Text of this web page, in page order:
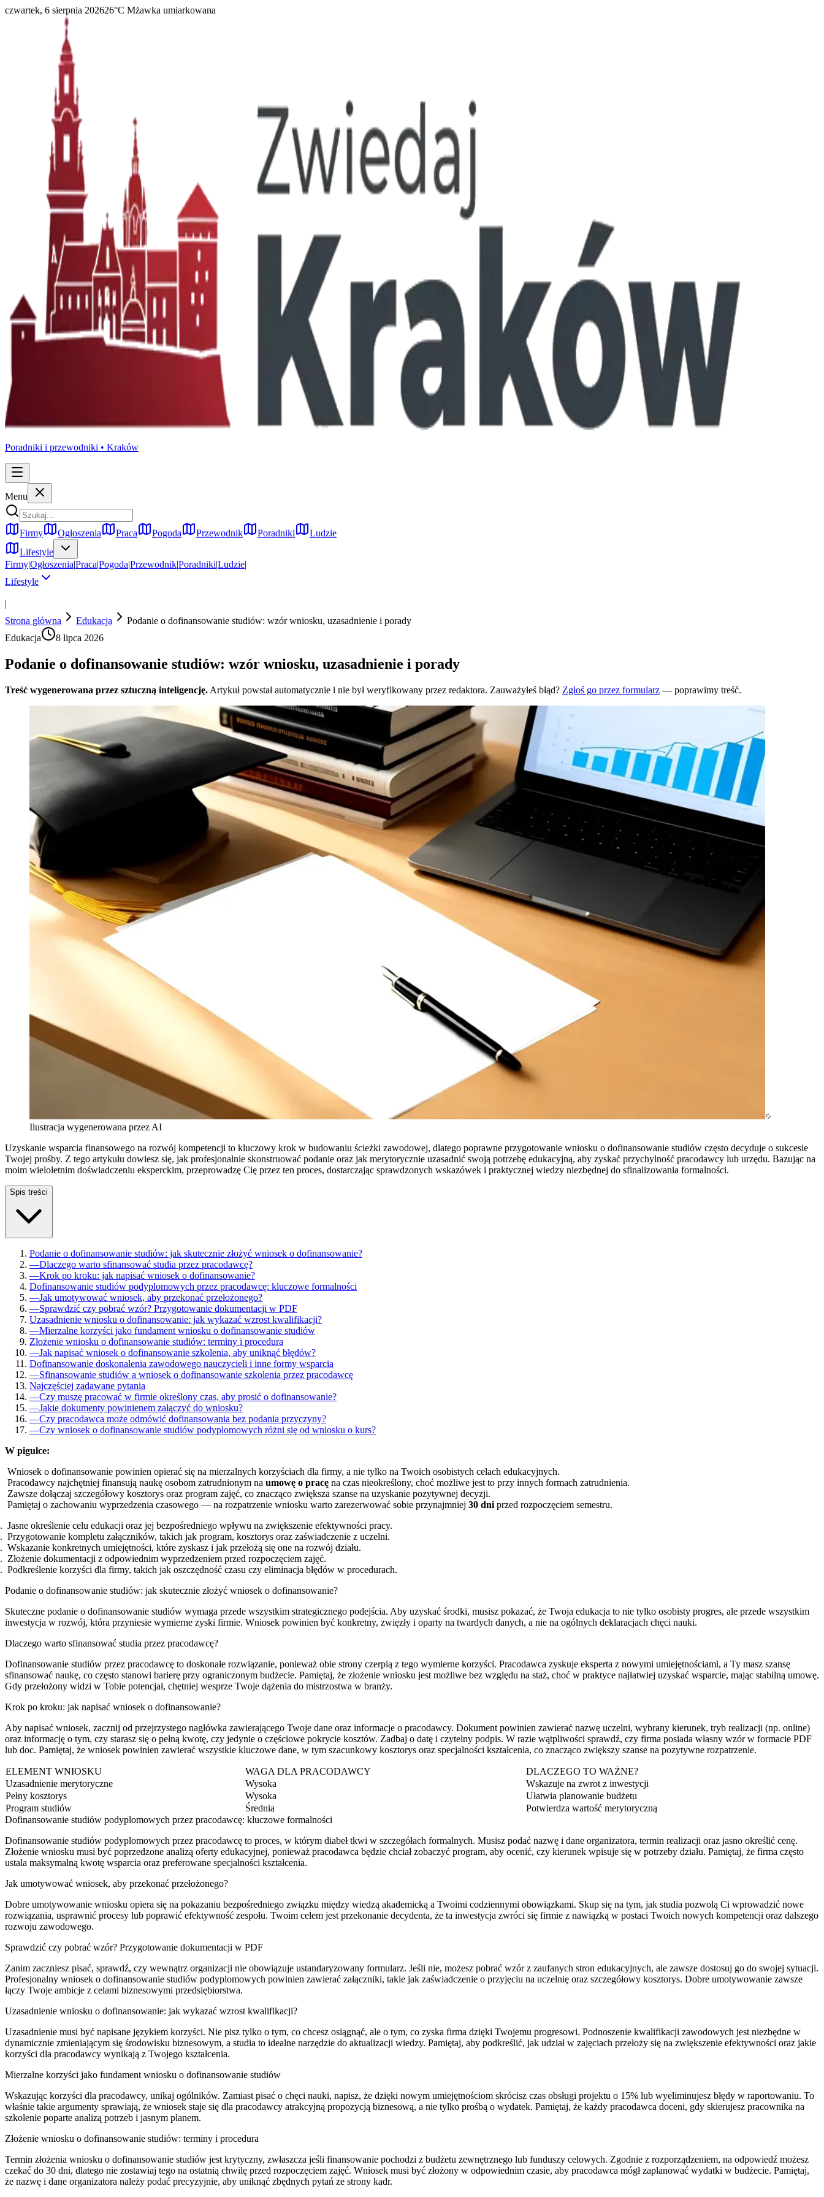
czwartek, 6 sierpnia 202626°C Mżawka umiarkowana
Poradniki i przewodniki • Kraków
Menu
Firmy Ogłoszenia Praca Pogoda Przewodnik Poradniki
Ludzie
Lifestyle
Firmy|Ogłoszenia|Praca|Pogoda|Przewodnik|Poradniki|Ludzie|
Lifestyle
|
Strona główna
Edukacja
Podanie o dofinansowanie studiów: wzór wniosku, uzasadnienie i porady
Edukacja
8 lipca 2026
Podanie o dofinansowanie studiów: wzór wniosku, uzasadnienie i porady
Treść wygenerowana przez sztuczną inteligencję. Artykuł powstał automatycznie i nie był weryfikowany przez redaktora. Zauważyłeś błąd? Zgłoś go przez formularz — poprawimy treść.
Ilustracja wygenerowana przez AI
Uzyskanie wsparcia finansowego na rozwój kompetencji to kluczowy krok w budowaniu ścieżki zawodowej, dlatego poprawne przygotowanie wniosku o dofinansowanie studiów często decyduje o sukcesie
Twojej prośby. Z tego artykułu dowiesz się, jak profesjonalnie skonstruować podanie oraz jak merytorycznie uzasadnić swoją potrzebę edukacyjną, aby zyskać przychylność pracodawcy lub urzędu. Bazując na
moim wieloletnim doświadczeniu eksperckim, przeprowadzę Cię przez ten proces, dostarczając sprawdzonych wskazówek i praktycznej wiedzy niezbędnej do sfinalizowania formalności.
Spis treści
Podanie o dofinansowanie studiów: jak skutecznie złożyć wniosek o dofinansowanie?
—Dlaczego warto sfinansować studia przez pracodawcę?
—Krok po kroku: jak napisać wniosek o dofinansowanie?
Dofinansowanie studiów podyplomowych przez pracodawcę: kluczowe formalności
—Jak umotywować wniosek, aby przekonać przełożonego?
—Sprawdzić czy pobrać wzór? Przygotowanie dokumentacji w PDF
Uzasadnienie wniosku o dofinansowanie: jak wykazać wzrost kwalifikacji?
—Mierzalne korzyści jako fundament wniosku o dofinansowanie studiów
Złożenie wniosku o dofinansowanie studiów: terminy i procedura
—Jak napisać wniosek o dofinansowanie szkolenia, aby uniknąć błędów?
Dofinansowanie doskonalenia zawodowego nauczycieli i inne formy wsparcia
—Sfinansowanie studiów a wniosek o dofinansowanie szkolenia przez pracodawcę
Najczęściej zadawane pytania
—Czy muszę pracować w firmie określony czas, aby prosić o dofinansowanie?
—Jakie dokumenty powinienem załączyć do wniosku?
—Czy pracodawca może odmówić dofinansowania bez podania przyczyny?
—Czy wniosek o dofinansowanie studiów podyplomowych różni się od wniosku o kurs?
W pigułce:
Wniosek o dofinansowanie powinien opierać się na mierzalnych korzyściach dla firmy, a nie tylko na Twoich osobistych celach edukacyjnych.
Pracodawcy najchętniej finansują naukę osobom zatrudnionym na umowę o pracę na czas nieokreślony, choć możliwe jest to przy innych formach zatrudnienia.
Zawsze dołączaj szczegółowy kosztorys oraz program zajęć, co znacząco zwiększa szanse na uzyskanie pozytywnej decyzji.
Pamiętaj o zachowaniu wyprzedzenia czasowego — na rozpatrzenie wniosku warto zarezerwować sobie przynajmniej 30 dni przed rozpoczęciem semestru.
Jasne określenie celu edukacji oraz jej bezpośredniego wpływu na zwiększenie efektywności pracy.
Przygotowanie kompletu załączników, takich jak program, kosztorys oraz zaświadczenie z uczelni.
Wskazanie konkretnych umiejętności, które zyskasz i jak przełożą się one na rozwój działu.
Złożenie dokumentacji z odpowiednim wyprzedzeniem przed rozpoczęciem zajęć.
Podkreślenie korzyści dla firmy, takich jak oszczędność czasu czy eliminacja błędów w procedurach.
Podanie o dofinansowanie studiów: jak skutecznie złożyć wniosek o dofinansowanie?
Skuteczne podanie o dofinansowanie studiów wymaga przede wszystkim strategicznego podejścia. Aby uzyskać środki, musisz pokazać, że Twoja edukacja to nie tylko osobisty progres, ale przede wszystkim
inwestycja w rozwój, która przyniesie wymierne zyski firmie. Wniosek powinien być konkretny, zwięzły i oparty na twardych danych, a nie na ogólnych deklaracjach chęci nauki.
Dlaczego warto sfinansować studia przez pracodawcę?
Dofinansowanie studiów przez pracodawcę to doskonałe rozwiązanie, ponieważ obie strony czerpią z tego wymierne korzyści. Pracodawca zyskuje eksperta z nowymi umiejętnościami, a Ty masz szansę
sfinansować naukę, co często stanowi barierę przy ograniczonym budżecie. Pamiętaj, że złożenie wniosku jest możliwe bez względu na staż, choć w praktyce najłatwiej uzyskać wsparcie, mając stabilną umowę.
Gdy przełożony widzi w Tobie potencjał, chętniej wesprze Twoje dążenia do mistrzostwa w branży.
Krok po kroku: jak napisać wniosek o dofinansowanie?
Aby napisać wniosek, zacznij od przejrzystego nagłówka zawierającego Twoje dane oraz informacje o pracodawcy. Dokument powinien zawierać nazwę uczelni, wybrany kierunek, tryb realizacji (np. online)
oraz informację o tym, czy starasz się o pełną kwotę, czy jedynie o częściowe pokrycie kosztów. Zadbaj o datę i czytelny podpis. W razie wątpliwości sprawdź, czy firma posiada własny wzór w formacie PDF
lub doc. Pamiętaj, że wniosek powinien zawierać wszystkie kluczowe dane, w tym szacunkowy kosztorys oraz specjalności kształcenia, co znacząco zwiększy szanse na pozytywne rozpatrzenie.
ELEMENT WNIOSKU WAGA DLA PRACODAWCY
DLACZEGO TO WAŻNE?
Uzasadnienie merytoryczne
Wysoka
Wskazuje na zwrot z inwestycji
Pełny kosztorys
Wysoka
Ułatwia planowanie budżetu
Program studiów
Średnia
Potwierdza wartość merytoryczną
Dofinansowanie studiów podyplomowych przez pracodawcę: kluczowe formalności
Dofinansowanie studiów podyplomowych przez pracodawcę to proces, w którym diabeł tkwi w szczegółach formalnych. Musisz podać nazwę i dane organizatora, termin realizacji oraz jasno określić cenę.
Złożenie wniosku musi być poprzedzone analizą oferty edukacyjnej, ponieważ pracodawca będzie chciał zobaczyć program, aby ocenić, czy kierunek wpisuje się w potrzeby działu. Pamiętaj, że firma często
ustala maksymalną kwotę wsparcia oraz preferowane specjalności kształcenia.
Jak umotywować wniosek, aby przekonać przełożonego?
Dobre umotywowanie wniosku opiera się na pokazaniu bezpośredniego związku między wiedzą akademicką a Twoimi codziennymi obowiązkami. Skup się na tym, jak studia pozwolą Ci wprowadzić nowe
rozwiązania, usprawnić procesy lub poprawić efektywność zespołu. Twoim celem jest przekonanie decydenta, że ta inwestycja zwróci się firmie z nawiązką w postaci Twoich nowych kompetencji oraz dalszego
rozwoju zawodowego.
Sprawdzić czy pobrać wzór? Przygotowanie dokumentacji w PDF
Zanim zaczniesz pisać, sprawdź, czy wewnątrz organizacji nie obowiązuje ustandaryzowany formularz. Jeśli nie, możesz pobrać wzór z zaufanych stron edukacyjnych, ale zawsze dostosuj go do swojej sytuacji.
Profesjonalny wniosek o dofinansowanie studiów podyplomowych powinien zawierać załączniki, takie jak zaświadczenie o przyjęciu na uczelnię oraz szczegółowy kosztorys. Dobre umotywowanie zawsze
łączy Twoje ambicje z celami biznesowymi przedsiębiorstwa.
Uzasadnienie wniosku o dofinansowanie: jak wykazać wzrost kwalifikacji?
Uzasadnienie musi być napisane językiem korzyści. Nie pisz tylko o tym, co chcesz osiągnąć, ale o tym, co zyska firma dzięki Twojemu progresowi. Podnoszenie kwalifikacji zawodowych jest niezbędne w
dynamicznie zmieniającym się środowisku biznesowym, a studia to idealne narzędzie do aktualizacji wiedzy. Pamiętaj, aby podkreślić, jak udział w zajęciach przełoży się na zwiększenie efektywności oraz jakie
korzyści dla pracodawcy wynikają z Twojego kształcenia.
Mierzalne korzyści jako fundament wniosku o dofinansowanie studiów
Wskazując korzyści dla pracodawcy, unikaj ogólników. Zamiast pisać o chęci nauki, napisz, że dzięki nowym umiejętnościom skrócisz czas obsługi projektu o 15% lub wyeliminujesz błędy w raportowaniu. To
właśnie takie argumenty sprawiają, że wniosek staje się dla pracodawcy atrakcyjną propozycją biznesową, a nie tylko prośbą o wydatek. Pamiętaj, że każdy pracodawca doceni, gdy skierujesz pracownika na
szkolenie poparte analizą potrzeb i jasnym planem.
Złożenie wniosku o dofinansowanie studiów: terminy i procedura
Termin złożenia wniosku o dofinansowanie studiów jest krytyczny, zwłaszcza jeśli finansowanie pochodzi z budżetu zewnętrznego lub funduszy celowych. Zgodnie z rozporządzeniem, na odpowiedź możesz
czekać do 30 dni, dlatego nie zostawiaj tego na ostatnią chwilę przed rozpoczęciem zajęć. Wniosek musi być złożony w odpowiednim czasie, aby pracodawca mógł zaplanować wydatki w budżecie. Pamiętaj,
że nazwę i dane organizatora należy podać precyzyjnie, aby uniknąć zbędnych pytań ze strony kadr.